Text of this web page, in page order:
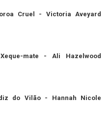
Cruel - Victoria Aveyard
mate - Ali Hazelwood
do Vilão - Hannah Nicole